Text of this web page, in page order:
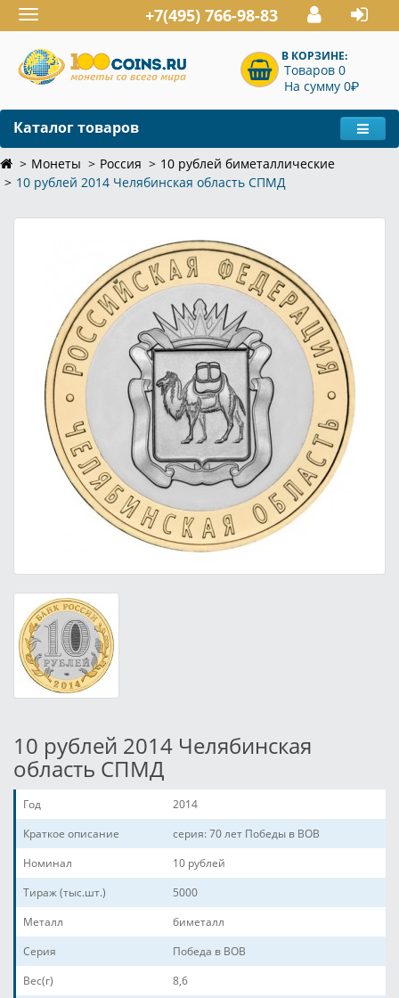
Toggle
navigation
+7(495) 766-98-83
В КОРЗИНЕ:
Товаров 0
На сумму 0P
Каталог товаров
Монеты Россия
10 рублей биметаллические
10 рублей 2014 Челябинская область СПМД
10 рублей 2014 Челябинская
область СПМД
Год
2014
Краткое описание
серия: 70 лет Победы в ВОВ
Номинал
10 рублей
Тираж (тыс.шт.)
5000
Металл
биметалл
Серия
Победа в ВОВ
Вес(г)
8,6